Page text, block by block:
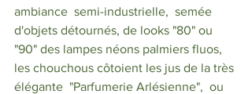
ambiance  semi-industrielle,  semée
d'objets détournés, de looks "80" ou
"90" des lampes néons palmiers fluos,
les chouchous côtoient les jus de la très
élégante  "Parfumerie Arlésienne",  ou